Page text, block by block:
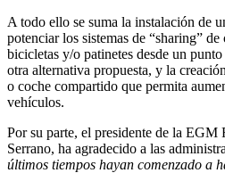
A todo ello se suma la instalación de
potenciar los sistemas de “sharing”
bicicletas y/o patinetes desde un
otra alternativa propuesta, y la
o coche compartido que permita
vehículos.
Por su parte, el presidente de la EGM
Serrano, ha agradecido a las
últimos tiempos hayan comenzado a